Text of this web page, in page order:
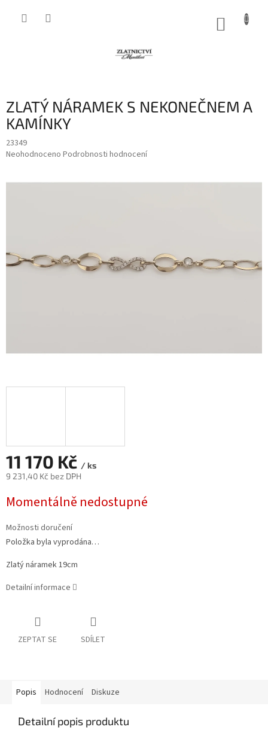
ZLATÝ NÁRAMEK S NEKONEČNEM A
KAMÍNKY
23349
Průměrné
Neohodnoceno Podrobnosti hodnocení
11 170 Kč / ks
9 231,40 Kč bez DPH
cena:
Momentálně nedostupné
Možnosti doručení
Položka byla vyprodána…
Zlatý náramek 19cm
Detailní informace
ZEPTAT SE SDÍLET
Popis Hodnocení Diskuze
Detailní popis produktu